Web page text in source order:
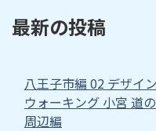
最新の投稿
八王子市編 02 デザイ
ウォーキング 小宮 道
周辺編